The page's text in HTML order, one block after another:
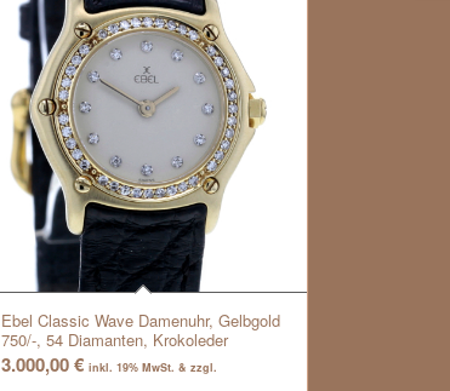
Ebel Classic Wave Damenuhr, Gelbgold
750/-, 54 Diamanten, Krokoleder
3.000,00€ inkl. 19% MwSt. & zzgl.